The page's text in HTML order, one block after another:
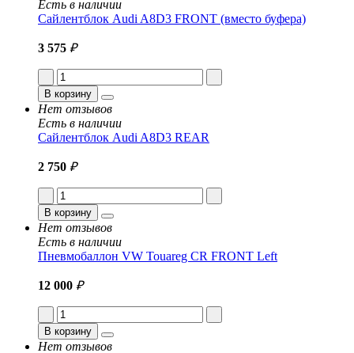
Есть в наличии
Сайлентблок Audi A8D3 FRONT (вместо буфера)
3 575 ₽
В корзину
Нет отзывов
Есть в наличии
Сайлентблок Audi A8D3 REAR
2 750 ₽
В корзину
Нет отзывов
Есть в наличии
Пневмобаллон VW Touareg CR FRONT Left
12 000 ₽
В корзину
Нет отзывов